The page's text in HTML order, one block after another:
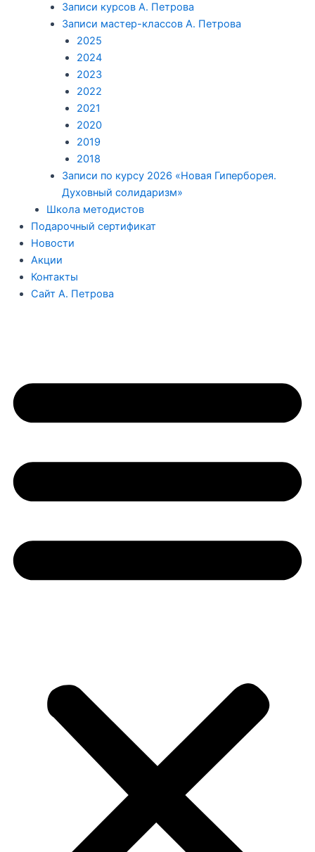
Записи курсов А. Петрова
Записи мастер-классов А. Петрова
2025
2024
2023
2022
2021
2020
2019
2018
Записи по курсу 2026 «Новая Гиперборея.
Духовный солидаризм»
Школа методистов
Подарочный сертификат
Новости
Акции
Контакты
Сайт А. Петрова